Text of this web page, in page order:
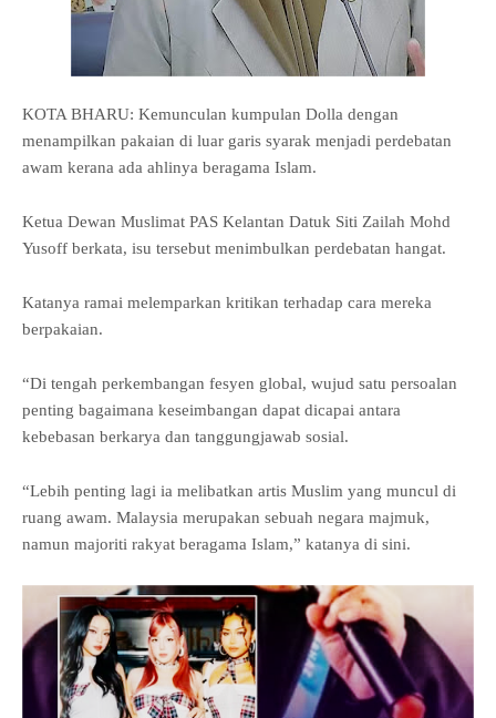
KOTA BHARU: Kemunculan kumpulan Dolla dengan
menampilkan pakaian di luar garis syarak menjadi perdebatan
awam kerana ada ahlinya beragama Islam.
Ketua Dewan Muslimat PAS Kelantan Datuk Siti Zailah Mohd
Yusoff berkata, isu tersebut menimbulkan perdebatan hangat.
Katanya ramai melemparkan kritikan terhadap cara mereka
berpakaian.
“Di tengah perkembangan fesyen global, wujud satu persoalan
penting bagaimana keseimbangan dapat dicapai antara
kebebasan berkarya dan tanggungjawab sosial.
“Lebih penting lagi ia melibatkan artis Muslim yang muncul di
ruang awam. Malaysia merupakan sebuah negara majmuk,
namun majoriti rakyat beragama Islam,” katanya di sini.